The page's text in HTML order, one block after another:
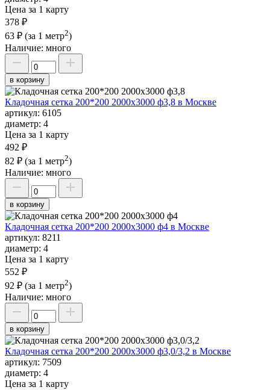
Цена за 1 карту
378 ₽
63 ₽ (за 1 метр2)
Наличие: много
в корзину
Кладочная сетка 200*200 2000х3000 ф3,8 в Москве
артикул: 6105
диаметр: 4
Цена за 1 карту
492 ₽
82 ₽ (за 1 метр2)
Наличие: много
в корзину
Кладочная сетка 200*200 2000х3000 ф4 в Москве
артикул: 8211
диаметр: 4
Цена за 1 карту
552 ₽
92 ₽ (за 1 метр2)
Наличие: много
в корзину
Кладочная сетка 200*200 2000х3000 ф3,0/3,2 в Москве
артикул: 7509
диаметр: 4
Цена за 1 карту